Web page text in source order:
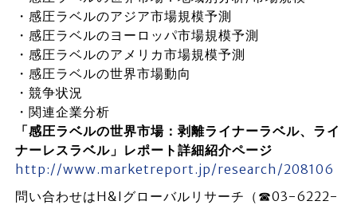
・感圧ラベルのアジア市場規模予測
・感圧ラベルのヨーロッパ市場規模予測
・感圧ラベルのアメリカ市場規模予測
・感圧ラベルの世界市場動向
・競争状況
・関連企業分析
「感圧ラベルの世界市場：剥離ライナーラベル、ライ
ナーレスラベル」レポート詳細紹介ページ
http://www.marketreport.jp/research/208106
問い合わせはH&Iグローバルリサーチ（☎03-6222-